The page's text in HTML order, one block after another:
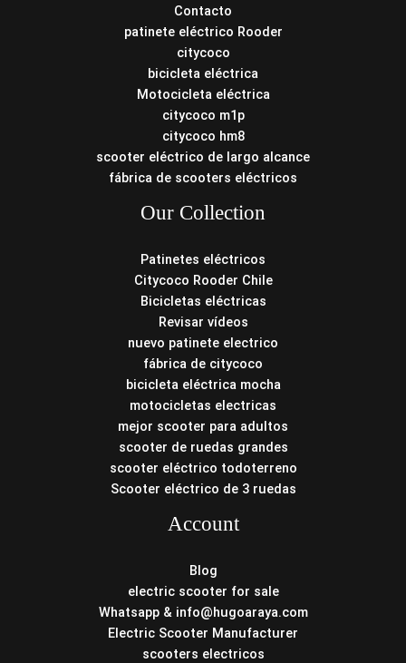
Contacto
patinete eléctrico Rooder
citycoco
bicicleta eléctrica
Motocicleta eléctrica
citycoco m1p
citycoco hm8
scooter eléctrico de largo alcance
fábrica de scooters eléctricos
Our Collection
Patinetes eléctricos
Citycoco Rooder Chile
Bicicletas eléctricas
Revisar vídeos
nuevo patinete electrico
fábrica de citycoco
bicicleta eléctrica mocha
motocicletas electricas
mejor scooter para adultos
scooter de ruedas grandes
scooter eléctrico todoterreno
Scooter eléctrico de 3 ruedas
Account
Blog
electric scooter for sale
Whatsapp & info@hugoaraya.com
Electric Scooter Manufacturer
scooters electricos